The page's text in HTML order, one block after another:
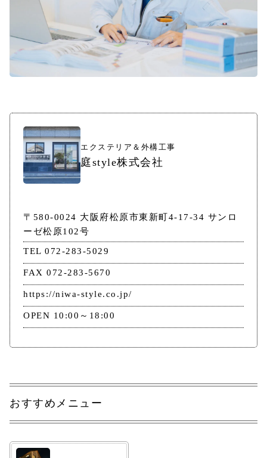
エクステリア＆外構工事
庭style株式会社
〒580-0024 大阪府松原市東新町4-17-34 サンロ
ーゼ松原102号
TEL 072-283-5029
FAX 072-283-5670
https://niwa-style.co.jp/
OPEN 10:00～18:00
おすすめメニュー